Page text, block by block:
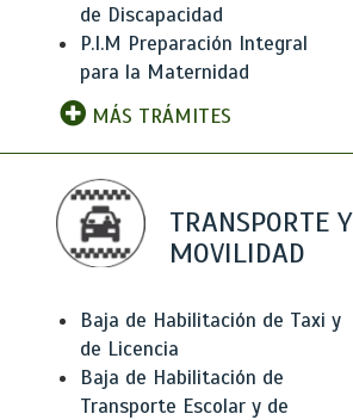
de Discapacidad
P.I.M Preparación Integral
para la Maternidad
MÁS TRÁMITES
TRANSPORTE Y
MOVILIDAD
Baja de Habilitación de Taxi y
de Licencia
Baja de Habilitación de
Transporte Escolar y de